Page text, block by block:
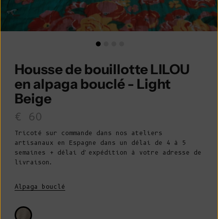
Housse de bouillotte LILOU
en alpaga bouclé - Light
Beige
Prix de vente
€ 60
Tricoté sur commande dans nos ateliers
artisanaux en Espagne dans un délai de 4 à 5
semaines + délai d'expédition à votre adresse de
livraison.
Alpaga bouclé